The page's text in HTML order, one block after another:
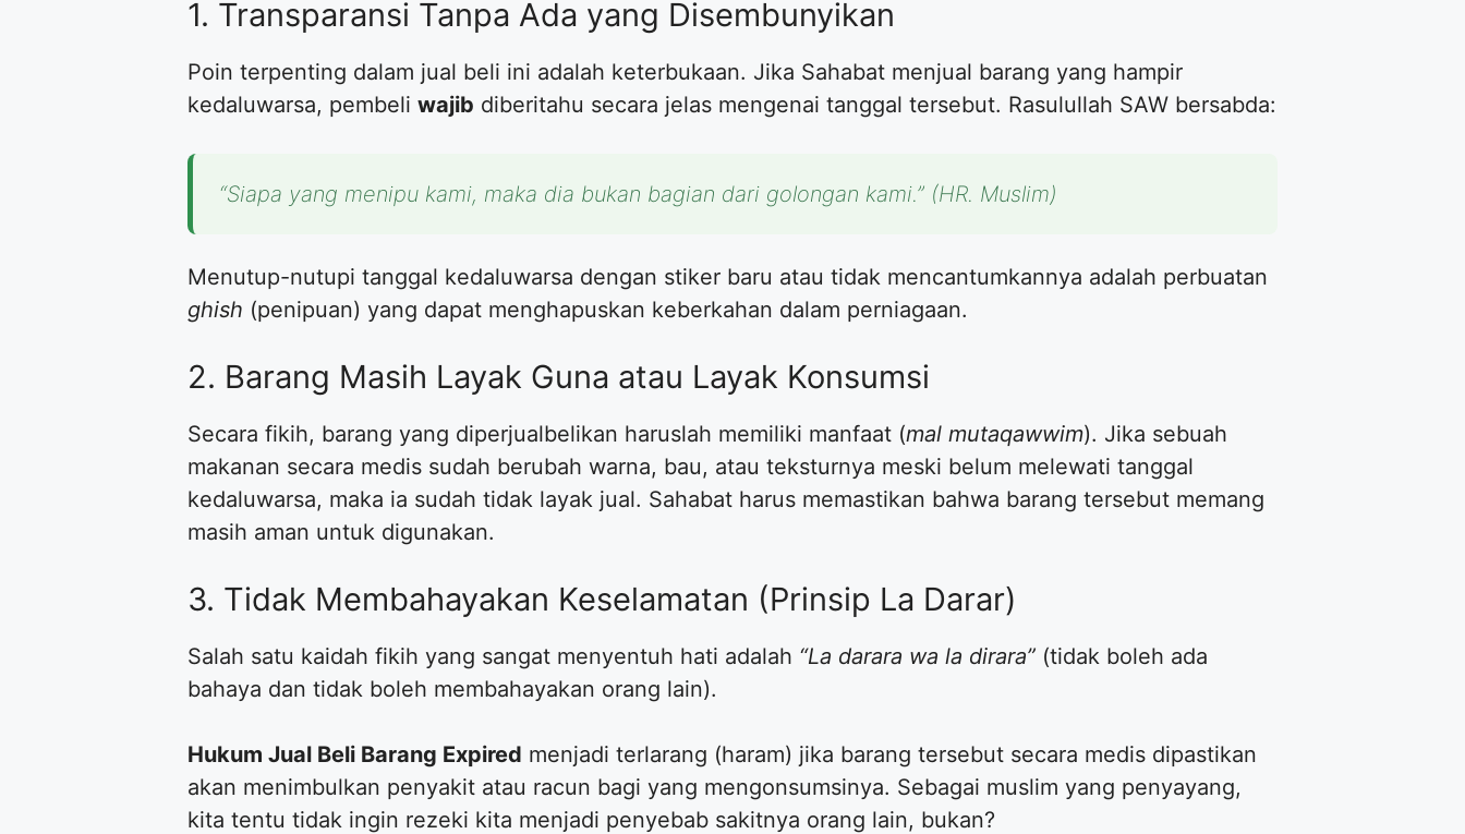
​1. Transparansi Tanpa Ada yang Disembunyikan
​Poin terpenting dalam jual beli ini adalah keterbukaan. Jika Sahabat menjual barang yang hampir
kedaluwarsa, pembeli wajib diberitahu secara jelas mengenai tanggal tersebut. Rasulullah SAW bersabda:
“Siapa yang menipu kami, maka dia bukan bagian dari golongan kami.” (HR. Muslim)
​Menutup-nutupi tanggal kedaluwarsa dengan stiker baru atau tidak mencantumkannya adalah perbuatan
ghish (penipuan) yang dapat menghapuskan keberkahan dalam perniagaan.
​2. Barang Masih Layak Guna atau Layak Konsumsi
​Secara fikih, barang yang diperjualbelikan haruslah memiliki manfaat (mal mutaqawwim). Jika sebuah
makanan secara medis sudah berubah warna, bau, atau teksturnya meski belum melewati tanggal
kedaluwarsa, maka ia sudah tidak layak jual. Sahabat harus memastikan bahwa barang tersebut memang
masih aman untuk digunakan.
​3. Tidak Membahayakan Keselamatan (Prinsip La Darar)
​Salah satu kaidah fikih yang sangat menyentuh hati adalah “La darara wa la dirara” (tidak boleh ada
bahaya dan tidak boleh membahayakan orang lain).
Hukum Jual Beli Barang Expired menjadi terlarang (haram) jika barang tersebut secara medis dipastikan
akan menimbulkan penyakit atau racun bagi yang mengonsumsinya. Sebagai muslim yang penyayang,
kita tentu tidak ingin rezeki kita menjadi penyebab sakitnya orang lain, bukan?